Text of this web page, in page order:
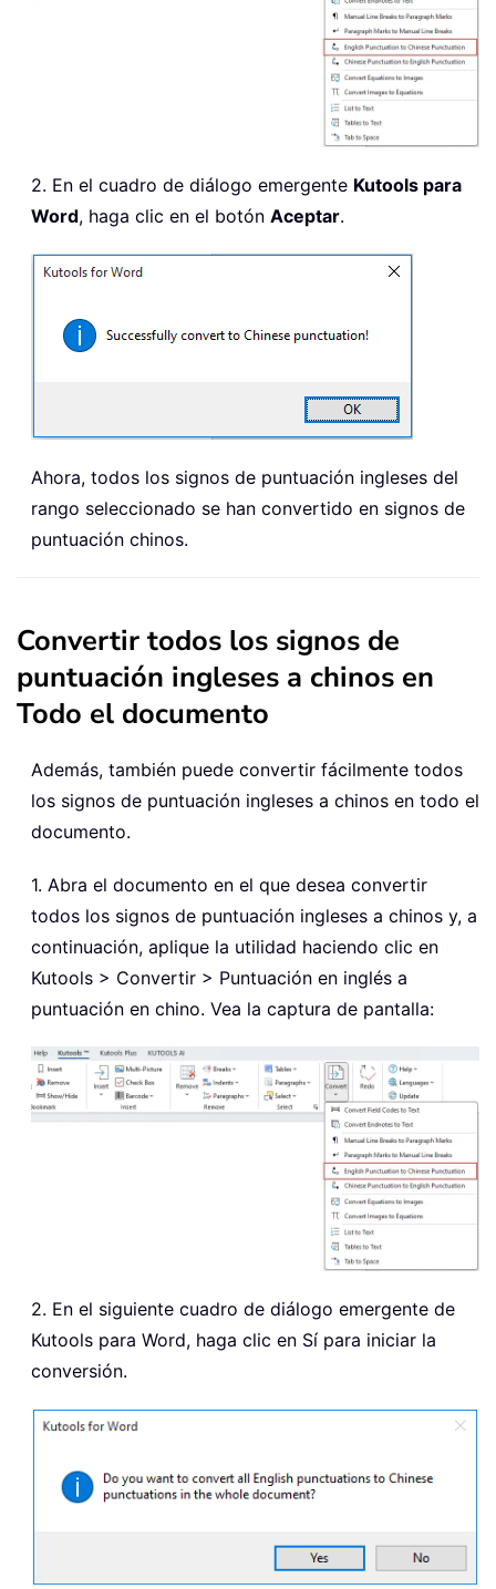
2. En el cuadro de diálogo emergente Kutools para
Word, haga clic en el botón Aceptar.
Ahora, todos los signos de puntuación ingleses del
rango seleccionado se han convertido en signos de
puntuación chinos.
Convertir todos los signos de
puntuación ingleses a chinos en
Todo el documento
Además, también puede convertir fácilmente todos
los signos de puntuación ingleses a chinos en todo el
documento.
1. Abra el documento en el que desea convertir
todos los signos de puntuación ingleses a chinos y, a
continuación, aplique la utilidad haciendo clic en
Kutools > Convertir > Puntuación en inglés a
puntuación en chino. Vea la captura de pantalla:
2. En el siguiente cuadro de diálogo emergente de
Kutools para Word, haga clic en Sí para iniciar la
conversión.